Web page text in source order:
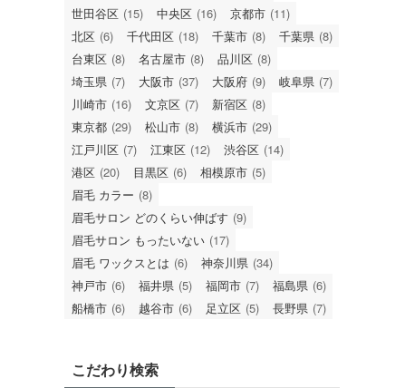
世田谷区 (15) 中央区 (16) 京都市 (11)
北区 (6) 千代田区 (18) 千葉市 (8) 千葉県 (8)
台東区 (8) 名古屋市 (8) 品川区 (8)
埼玉県 (7) 大阪市 (37) 大阪府 (9) 岐阜県 (7)
川崎市 (16) 文京区 (7) 新宿区 (8)
東京都 (29) 松山市 (8) 横浜市 (29)
江戸川区 (7) 江東区 (12) 渋谷区 (14)
港区 (20) 目黒区 (6) 相模原市 (5)
眉毛 カラー (8)
眉毛サロン どのくらい伸ばす (9)
眉毛サロン もったいない (17)
眉毛 ワックスとは (6) 神奈川県 (34)
神戸市 (6) 福井県 (5) 福岡市 (7) 福島県 (6)
船橋市 (6) 越谷市 (6) 足立区 (5) 長野県 (7)
こだわり検索